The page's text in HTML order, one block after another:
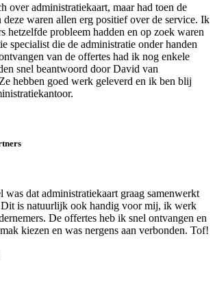
over administratiekaart, maar had toen de
deze waren allen erg positief over de service. Ik
hetzelfde probleem hadden en op zoek waren
specialist die de administratie onder handen
van de offertes had ik nog enkele
snel beantwoord door David van
hebben goed werk geleverd en ik ben blij
dat administratiekaart graag samenwerkt
Dit is natuurlijk ook handig voor mij, ik werk
De offertes heb ik snel ontvangen en
kiezen en was nergens aan verbonden. Tof!